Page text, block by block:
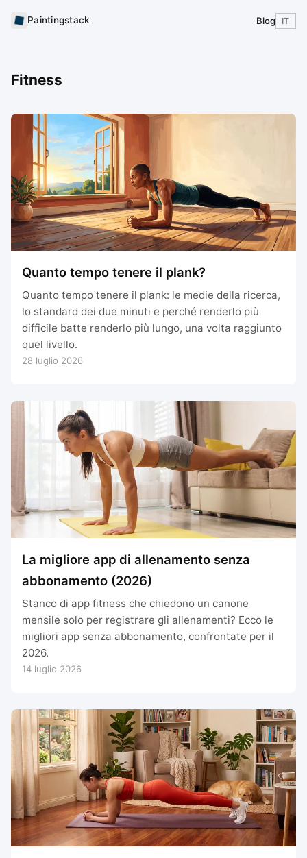
Paintingstack Blog IT
Fitness
Quanto tempo tenere il plank?
Quanto tempo tenere il plank: le medie della ricerca,
lo standard dei due minuti e perché renderlo più
difficile batte renderlo più lungo, una volta raggiunto
quel livello.
28 luglio 2026
La migliore app di allenamento senza
abbonamento (2026)
Stanco di app fitness che chiedono un canone
mensile solo per registrare gli allenamenti? Ecco le
migliori app senza abbonamento, confrontate per il
2026.
14 luglio 2026